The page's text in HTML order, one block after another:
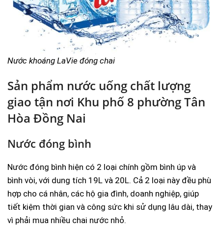
Nước khoáng LaVie đóng chai
Sản phẩm nước uống chất lượng
giao tận nơi Khu phố 8 phường Tân
Hòa Đồng Nai
Nước đóng bình
Nước đóng bình hiện có 2 loại chính gồm bình úp và
bình vòi, với dung tích 19L và 20L. Cả 2 loại này đều phù
hợp cho cá nhân, các hộ gia đình, doanh nghiệp, giúp
tiết kiệm thời gian và công sức khi sử dụng lâu dài, thay
vì phải mua nhiều chai nước nhỏ.